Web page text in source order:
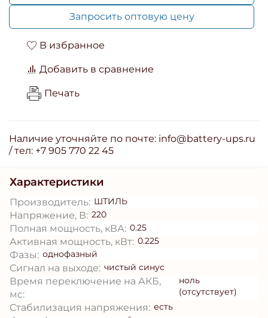
Запросить оптовую цену
В избранное
Добавить в сравнение
Печать
Наличие уточняйте по почте: info@battery-ups.ru
/ тел: +7 905 770 22 45
Характеристики
Производитель: ШТИЛЬ
Напряжение, В: 220
Полная мощность, кВА: 0.25
Активная мощность, кВт: 0.225
Фазы: однофазный
Сигнал на выходе: чистый синус
Время переключение на АКБ,
мс:
ноль
(отсутствует)
Стабилизация напряжения: есть